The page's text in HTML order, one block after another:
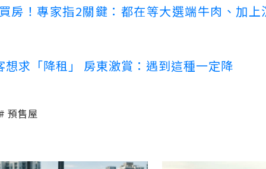
房！專家指2關鍵：都在等大選端牛肉、加上
求「降租」 房東激賞：遇到這種一定降
預售屋